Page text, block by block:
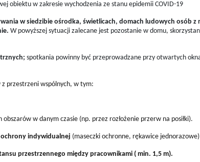
obiektu w zakresie wychodzenia ze stanu epidemii COVID-19
w siedzibie ośrodka, świetlicach, domach ludowych osób
W powyższej sytuacji zalecane jest pozostanie w domu,
spotkania powinny być przeprowadzane przy otwartych
przestrzeni wspólnych, w tym:
w danym czasie (np. przez rozłożenie przerw na posiłki).
indywidualnej (maseczki ochronne, rękawice
przestrzennego między pracownikami ( min. 1,5 m).